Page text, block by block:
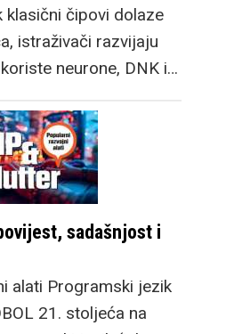
klasični čipovi dolaze
istraživači razvijaju
neurone, DNK i…
sadašnjost i
alati Programski jezik
21. stoljeća na